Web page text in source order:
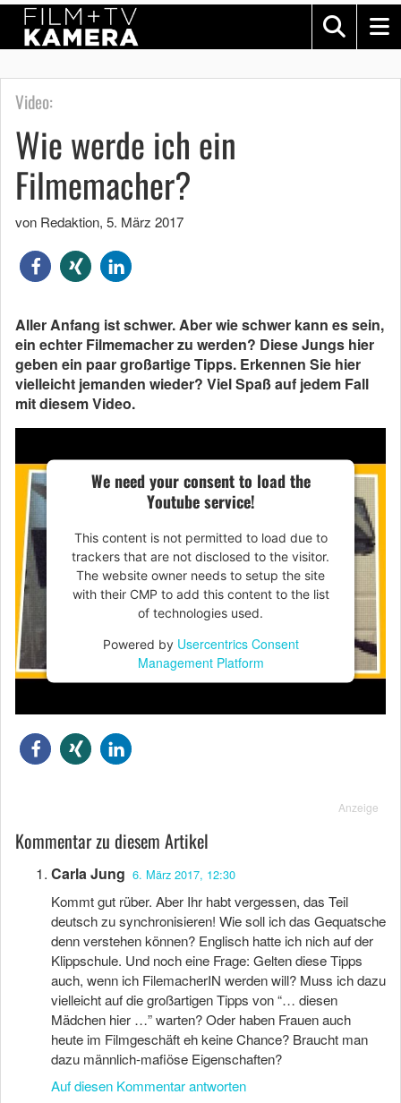
Video:
Wie werde ich ein
Filmemacher?
von Redaktion, 5. März 2017
Aller Anfang ist schwer. Aber wie schwer kann es sein,
ein echter Filmemacher zu werden? Diese Jungs hier
geben ein paar großartige Tipps. Erkennen Sie hier
vielleicht jemanden wieder? Viel Spaß auf jedem Fall
mit diesem Video.
We need your consent to load the
Youtube service!
This content is not permitted to load due to
trackers that are not disclosed to the visitor.
The website owner needs to setup the site
with their CMP to add this content to the list
of technologies used.
Powered by Usercentrics Consent
Management Platform
Anzeige
Kommentar zu diesem Artikel
Carla Jung 6. März 2017, 12:30
Kommt gut rüber. Aber Ihr habt vergessen, das Teil
deutsch zu synchronisieren! Wie soll ich das Gequatsche
denn verstehen können? Englisch hatte ich nich auf der
Klippschule. Und noch eine Frage: Gelten diese Tipps
auch, wenn ich FilemacherIN werden will? Muss ich dazu
vielleicht auf die großartigen Tipps von “… diesen
Mädchen hier …” warten? Oder haben Frauen auch
heute im Filmgeschäft eh keine Chance? Braucht man
dazu männlich-mafiöse Eigenschaften?
Auf diesen Kommentar antworten